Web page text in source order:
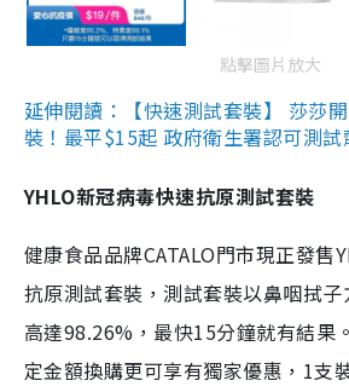
點擊圖片放大
延伸閱讀：【快速測試套裝】 莎莎
裝！最平$15起 政府衛生署認可測試
YHLO新冠病毒快速抗原測試套裝
健康食品品牌CATALO門市現正發售
抗原測試套裝，測試套裝以鼻咽拭
高達98.26%，最快15分鐘就有結果
定金額換購更可享有獨家優惠，1支